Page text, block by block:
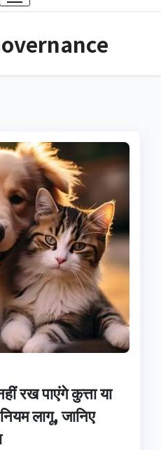
रख पाएंगे कुत्ता या
लागू, जानिए